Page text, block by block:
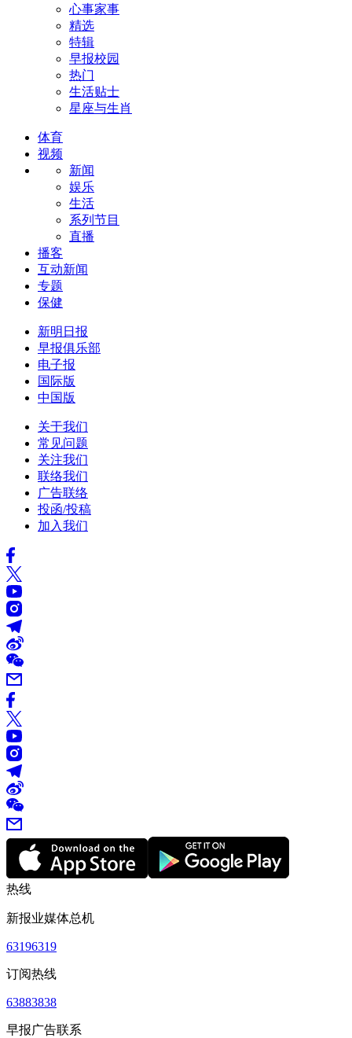
心事家事
精选
特辑
早报校园
热门
生活贴士
星座与生肖
体育
视频
新闻
娱乐
生活
系列节目
直播
播客
互动新闻
专题
保健
新明日报
早报俱乐部
电子报
国际版
中国版
关于我们
常见问题
关注我们
联络我们
广告联络
投函/投稿
加入我们
热线
新报业媒体总机
63196319
订阅热线
63883838
早报广告联系